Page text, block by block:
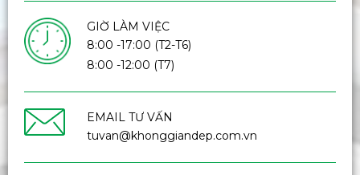
GIỜ LÀM VIỆC
8:00 -17:00 (T2-T6)
8:00 -12:00 (T7)
EMAIL TƯ VẤN
tuvan@khonggiandep.com.vn